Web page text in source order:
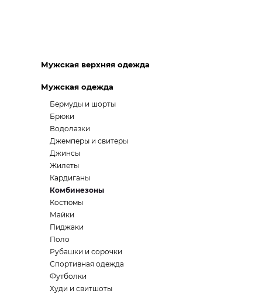
Мужская верхняя одежда
Мужская одежда
Бермуды и шорты
Брюки
Водолазки
Джемперы и свитеры
Джинсы
Жилеты
Кардиганы
Комбинезоны
Костюмы
Майки
Пиджаки
Поло
Рубашки и сорочки
Спортивная одежда
Футболки
Худи и свитшоты